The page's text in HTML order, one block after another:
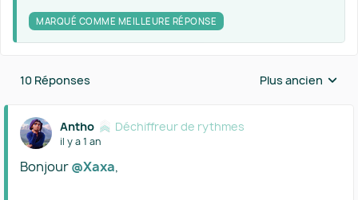
MARQUÉ COMME MEILLEURE RÉPONSE
10 Réponses Réponses triées
Plus ancien
Antho Déchiffreur de rythmes
il y a 1 an
Bonjour@Xaxa,